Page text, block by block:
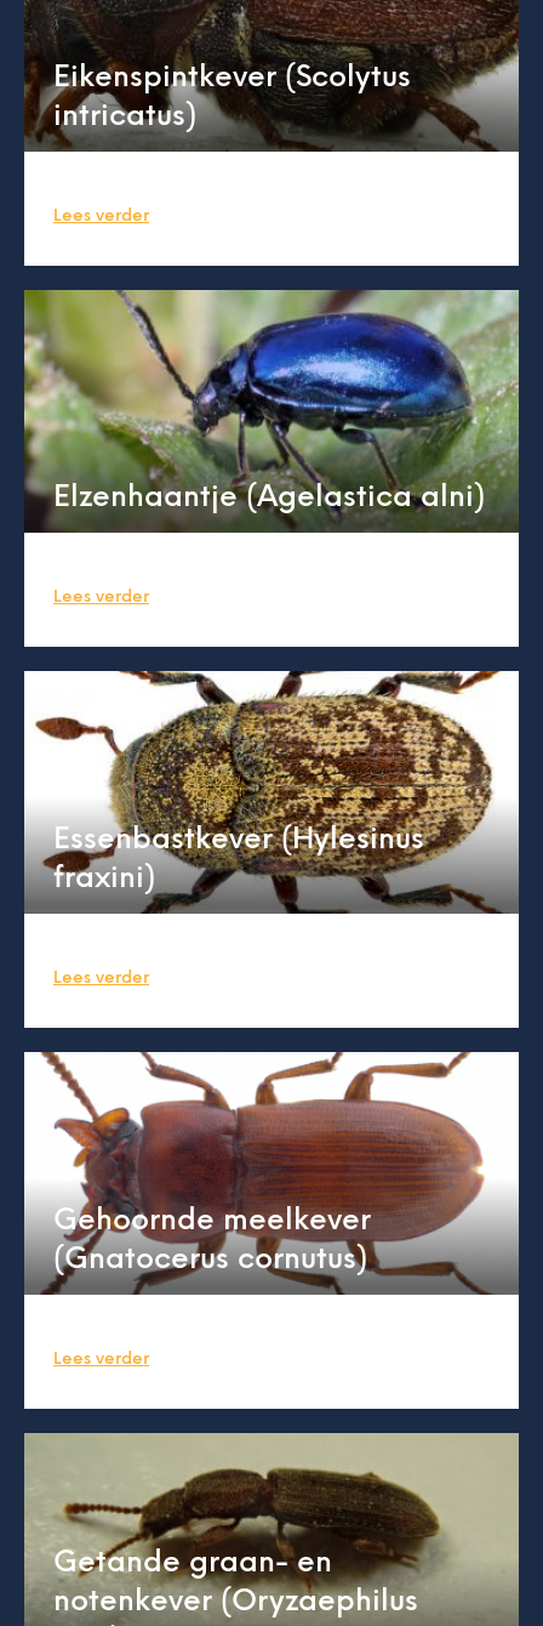
Eikenspintkever (Scolytus
intricatus)
Lees verder
Elzenhaantje (Agelastica alni)
Lees verder
Essenbastkever (Hylesinus
fraxini)
Lees verder
Gehoornde meelkever
(Gnatocerus cornutus)
Lees verder
Getande graan- en
notenkever (Oryzaephilus